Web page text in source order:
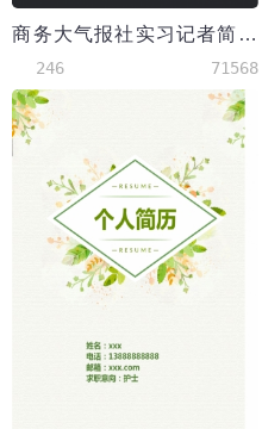
商务大气报社实习记者简历
246 71568